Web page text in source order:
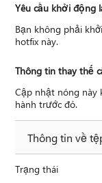
Yêu cầu khởi động
Bạn không phải
hotfix này.
Thông tin thay thế
Cập nhật nóng
hành trước đó.
Thông tin về
Trạng thái